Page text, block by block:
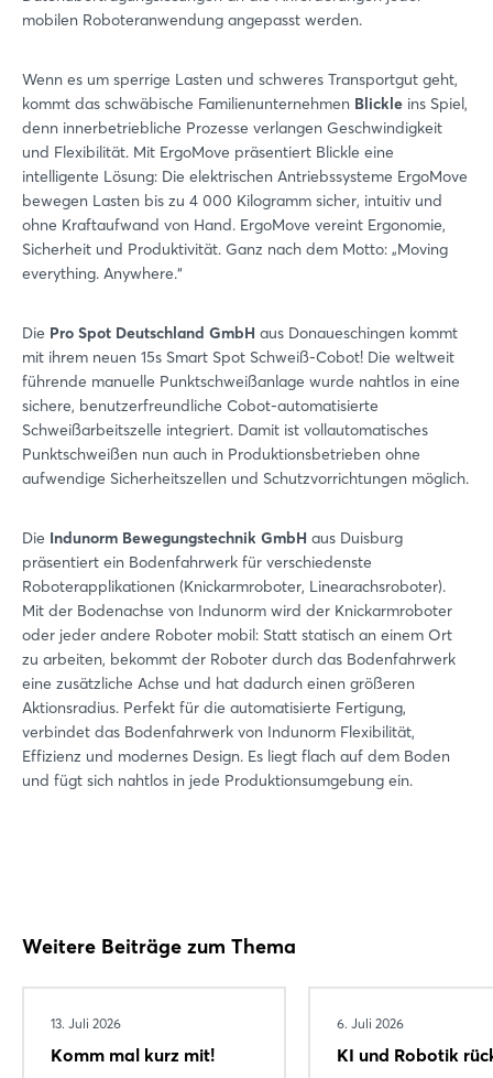
mobilen Roboteranwendung angepasst werden.
Wenn es um sperrige Lasten und schweres Transportgut geht,
kommt das schwäbische Familienunternehmen Blickle ins Spiel,
denn innerbetriebliche Prozesse verlangen Geschwindigkeit
und Flexibilität. Mit ErgoMove präsentiert Blickle eine
intelligente Lösung: Die elektrischen Antriebssysteme ErgoMove
bewegen Lasten bis zu 4 000 Kilogramm sicher, intuitiv und
ohne Kraftaufwand von Hand. ErgoMove vereint Ergonomie,
Sicherheit und Produktivität. Ganz nach dem Motto: „Moving
everything. Anywhere.“
Die Pro Spot Deutschland GmbH aus Donaueschingen kommt
mit ihrem neuen 15s Smart Spot Schweiß-Cobot! Die weltweit
führende manuelle Punktschweißanlage wurde nahtlos in eine
sichere, benutzerfreundliche Cobot-automatisierte
Schweißarbeitszelle integriert. Damit ist vollautomatisches
Punktschweißen nun auch in Produktionsbetrieben ohne
aufwendige Sicherheitszellen und Schutzvorrichtungen möglich.
Die Indunorm Bewegungstechnik GmbH aus Duisburg
präsentiert ein Bodenfahrwerk für verschiedenste
Roboterapplikationen (Knickarmroboter, Linearachsroboter).
Mit der Bodenachse von Indunorm wird der Knickarmroboter
oder jeder andere Roboter mobil: Statt statisch an einem Ort
zu arbeiten, bekommt der Roboter durch das Bodenfahrwerk
eine zusätzliche Achse und hat dadurch einen größeren
Aktionsradius. Perfekt für die automatisierte Fertigung,
verbindet das Bodenfahrwerk von Indunorm Flexibilität,
Effizienz und modernes Design. Es liegt flach auf dem Boden
und fügt sich nahtlos in jede Produktionsumgebung ein.
Weitere Beiträge zum Thema
13. Juli 2026
Komm mal kurz mit!
6. Juli 2026
KI und Robotik
Login